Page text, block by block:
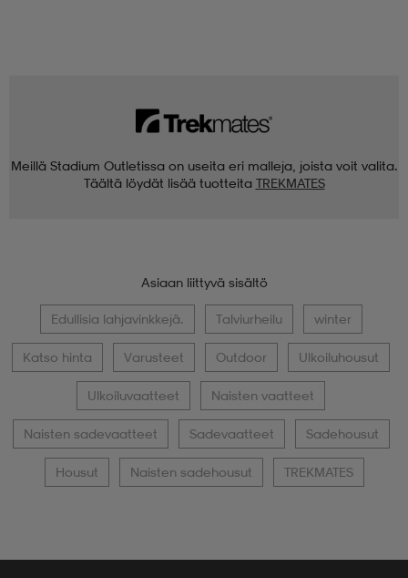
Meillä Stadium Outletissa on useita eri malleja, joista voit valita.
Täältä löydät lisää tuotteita TREKMATES
Asiaan liittyvä sisältö
Edullisia lahjavinkkejä. Talviurheilu winter
Katso hinta Varusteet Outdoor Ulkoiluhousut
Ulkoiluvaatteet Naisten vaatteet
Naisten sadevaatteet Sadevaatteet Sadehousut
Housut Naisten sadehousut TREKMATES